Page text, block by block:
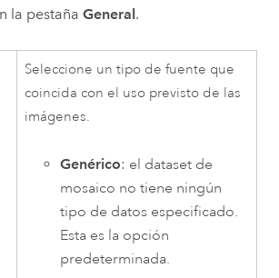
la pestaña General.
Seleccione un tipo de fuente que
coincida con el uso previsto de las
imágenes.
Genérico: el dataset de
mosaico no tiene ningún
tipo de datos especificado.
Esta es la opción
predeterminada.